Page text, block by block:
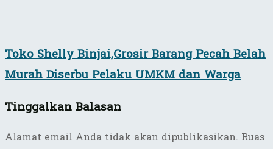
Toko Shelly Binjai,Grosir Barang Pecah Belah
Murah Diserbu Pelaku UMKM dan Warga
Tinggalkan Balasan
Alamat email Anda tidak akan dipublikasikan. Ruas